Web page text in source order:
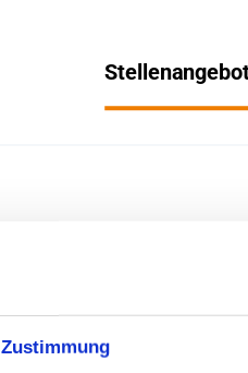
Zustimmung